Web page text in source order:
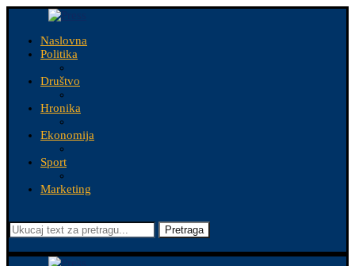
Naslovna
Politika
Društvo
Hronika
Ekonomija
Sport
Marketing
Pretraga